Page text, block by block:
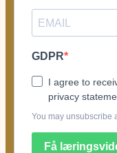
GDPR
I agree to
privacy
You may unsubscribe
Få